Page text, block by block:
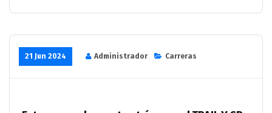
21 Jun 2024 Administrador Carreras